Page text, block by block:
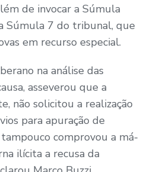
de invocar a Súmula
Súmula 7 do tribunal, que
em recurso especial.
na análise das
asseverou que a
não solicitou a realização
para apuração de
comprovou a má-
ilícita a recusa da